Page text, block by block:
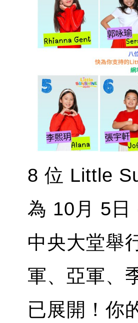
8 位 Little
為 10月 5日
中央大堂舉
軍、亞軍、
已展開！你